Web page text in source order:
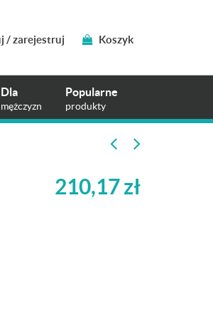
/ zarejestruj Koszyk
Dla
mężczyzn
Popularne
produkty
210,17zł